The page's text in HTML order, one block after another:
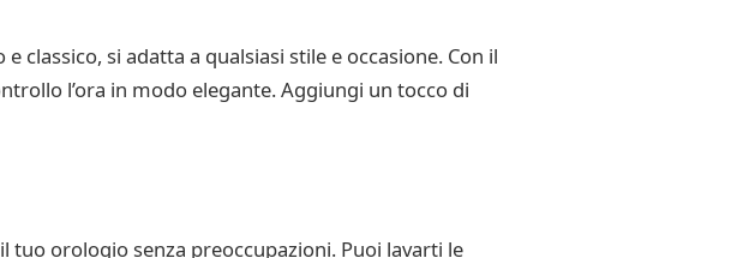
classico, si adatta a qualsiasi stile e occasione. Con il
l’ora in modo elegante. Aggiungi un tocco di
tuo orologio senza preoccupazioni. Puoi lavarti le